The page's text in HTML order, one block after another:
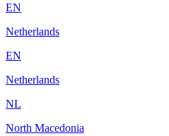
EN
Netherlands
EN
Netherlands
NL
North Macedonia